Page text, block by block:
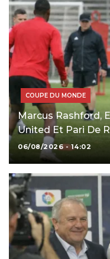
COUPE DU MONDE
Marcus Rashford,
United Et Pari De
06/08/2026 - 14:02